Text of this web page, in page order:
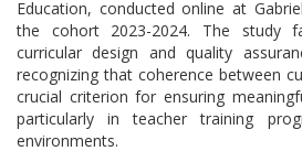
Education, conducted online at
the cohort 2023-2024. The study
curricular design and quality
recognizing that coherence between
crucial criterion for ensuring
particularly in teacher training
environments.